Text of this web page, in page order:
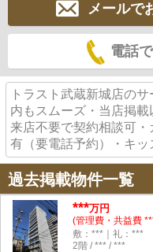
メールで
電話
トラスト武蔵新城店の
内もスムーズ・当店掲載
来店不要で契約相談可
有（要電話予約）・キ
過去掲載物件一覧
***万円
(管理費・共益費
敷：***｜礼：***
2階 / *** / ***